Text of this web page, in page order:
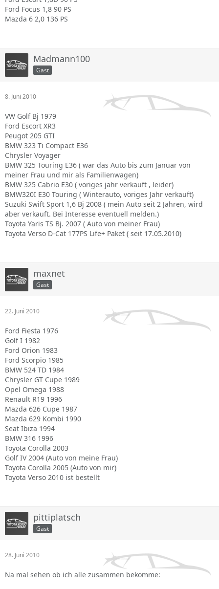
Ford Focus 1,8 90 PS
Mazda 6 2,0 136 PS
Madmann100
Gast
8. Juni 2010
VW Golf Bj 1979
Ford Escort XR3
Peugot 205 GTI
BMW 323 Ti Compact E36
Chrysler Voyager
BMW 325 Touring E36 ( war das Auto bis zum Januar von
meiner Frau und mir als Familienwagen)
BMW 325 Cabrio E30 ( voriges jahr verkauft , leider)
BMW320I E30 Touring ( Winterauto, voriges Jahr verkauft)
Suzuki Swift Sport 1,6 Bj 2008 ( mein Auto seit 2 Jahren, wird
aber verkauft. Bei Interesse eventuell melden.)
Toyota Yaris TS Bj. 2007 ( Auto von meiner Frau)
Toyota Verso D-Cat 177PS Life+ Paket ( seit 17.05.2010)
maxnet
Gast
22. Juni 2010
Ford Fiesta 1976
Golf I 1982
Ford Orion 1983
Ford Scorpio 1985
BMW 524 TD 1984
Chrysler GT Cupe 1989
Opel Omega 1988
Renault R19 1996
Mazda 626 Cupe 1987
Mazda 629 Kombi 1990
Seat Ibiza 1994
BMW 316 1996
Toyota Corolla 2003
Golf IV 2004 (Auto von meine Frau)
Toyota Corolla 2005 (Auto von mir)
Toyota Verso 2010 ist bestellt
pittiplatsch
Gast
28. Juni 2010
Na mal sehen ob ich alle zusammen bekomme: